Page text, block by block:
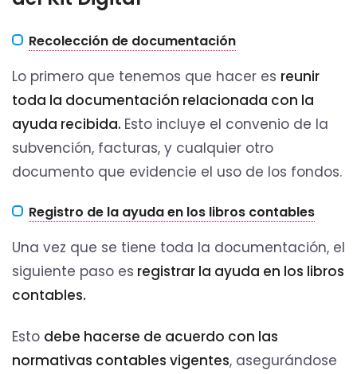
Recolección de documentación
Lo primero que tenemos que hacer es reunir
toda la documentación relacionada con la
ayuda recibida. Esto incluye el convenio de la
subvención, facturas, y cualquier otro
documento que evidencie el uso de los fondos.
Registro de la ayuda en los libros contables
Una vez que se tiene toda la documentación, el
siguiente paso es registrar la ayuda en los libros
contables.
Esto debe hacerse de acuerdo con las
normativas contables vigentes, asegurándose